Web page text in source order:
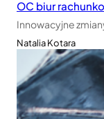
OC biur
Innowacyjne
Natalia Kotara